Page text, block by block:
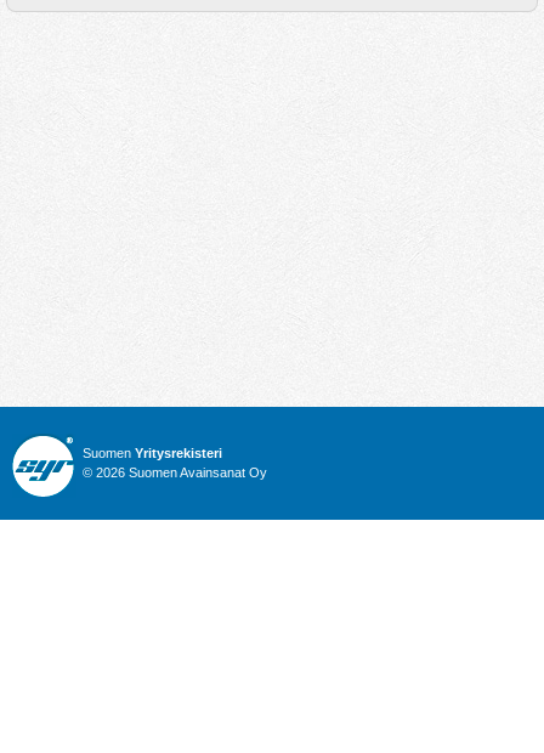
Suomen Yritysrekisteri
© 2026 Suomen Avainsanat Oy